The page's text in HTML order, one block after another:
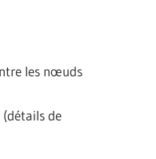
les nœuds
de